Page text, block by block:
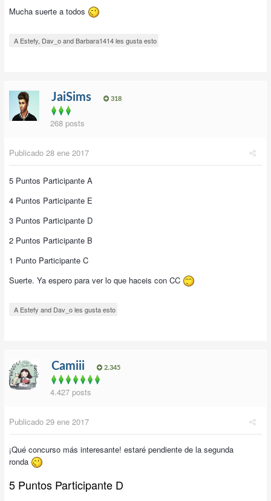
Mucha suerte a todos
A Estefy, Dav_o and Barbara1414 les gusta esto
JaiSims 318
268 posts
Publicado 28 ene 2017
5 Puntos Participante A
4 Puntos Participante E
3 Puntos Participante D
2 Puntos Participante B
1 Punto Participante C
Suerte. Ya espero para ver lo que haceis con CC
A Estefy and Dav_o les gusta esto
Camiii 2.345
4.427 posts
Publicado 29 ene 2017
¡Qué concurso más interesante! estaré pendiente de la segunda
ronda
5 Puntos Participante D